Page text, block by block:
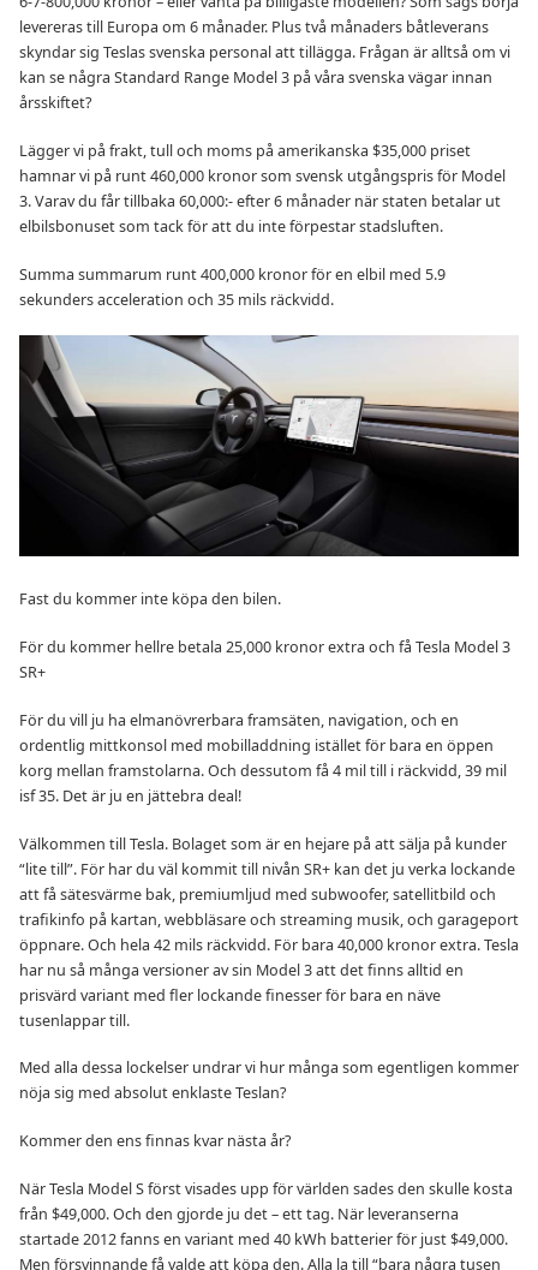
levereras till Europa om 6 månader. Plus två månaders båtleverans
skyndar sig Teslas svenska personal att tillägga. Frågan är alltså om vi
kan se några Standard Range Model 3 på våra svenska vägar innan
årsskiftet?
Lägger vi på frakt, tull och moms på amerikanska $35,000 priset
hamnar vi på runt 460,000 kronor som svensk utgångspris för Model
3. Varav du får tillbaka 60,000:- efter 6 månader när staten betalar ut
elbilsbonuset som tack för att du inte förpestar stadsluften.
Summa summarum runt 400,000 kronor för en elbil med 5.9
sekunders acceleration och 35 mils räckvidd.
Fast du kommer inte köpa den bilen.
För du kommer hellre betala 25,000 kronor extra och få Tesla Model 3
SR+
För du vill ju ha elmanövrerbara framsäten, navigation, och en
ordentlig mittkonsol med mobilladdning istället för bara en öppen
korg mellan framstolarna. Och dessutom få 4 mil till i räckvidd, 39 mil
isf 35. Det är ju en jättebra deal!
Välkommen till Tesla. Bolaget som är en hejare på att sälja på kunder
“lite till”. För har du väl kommit till nivån SR+ kan det ju verka lockande
att få sätesvärme bak, premiumljud med subwoofer, satellitbild och
trafikinfo på kartan, webbläsare och streaming musik, och garageport
öppnare. Och hela 42 mils räckvidd. För bara 40,000 kronor extra. Tesla
har nu så många versioner av sin Model 3 att det finns alltid en
prisvärd variant med fler lockande finesser för bara en näve
tusenlappar till.
Med alla dessa lockelser undrar vi hur många som egentligen kommer
nöja sig med absolut enklaste Teslan?
Kommer den ens finnas kvar nästa år?
När Tesla Model S först visades upp för världen sades den skulle kosta
från $49,000. Och den gjorde ju det – ett tag. När leveranserna
startade 2012 fanns en variant med 40 kWh batterier för just $49,000.
Men försvinnande få valde att köpa den. Alla la till “bara några tusen